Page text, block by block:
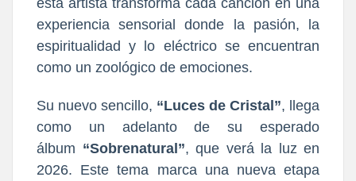
experiencia sensorial donde la pasión, la
espiritualidad y lo eléctrico se encuentran
como un zoológico de emociones.
Su nuevo sencillo, “Luces de Cristal”, llega
como un adelanto de su esperado
álbum “Sobrenatural”, que verá la luz en
2026. Este tema marca una nueva etapa